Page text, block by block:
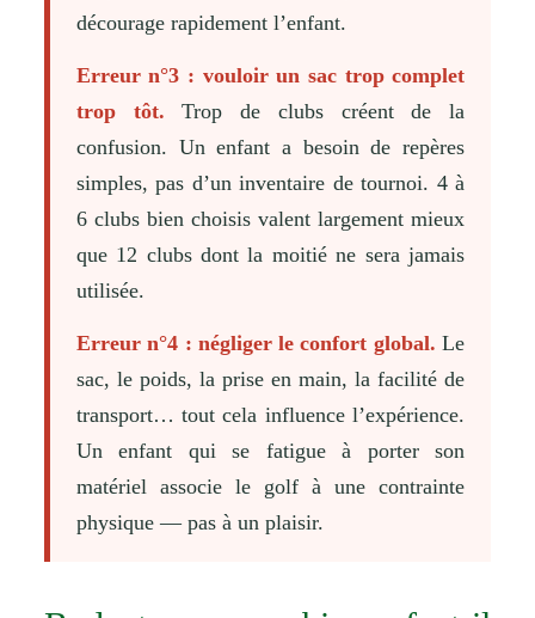
décourage rapidement l’enfant.
Erreur n°3 : vouloir un sac trop complet
trop tôt. Trop de clubs créent de la
confusion. Un enfant a besoin de repères
simples, pas d’un inventaire de tournoi. 4 à
6 clubs bien choisis valent largement mieux
que 12 clubs dont la moitié ne sera jamais
utilisée.
Erreur n°4 : négliger le confort global. Le
sac, le poids, la prise en main, la facilité de
transport… tout cela influence l’expérience.
Un enfant qui se fatigue à porter son
matériel associe le golf à une contrainte
physique — pas à un plaisir.